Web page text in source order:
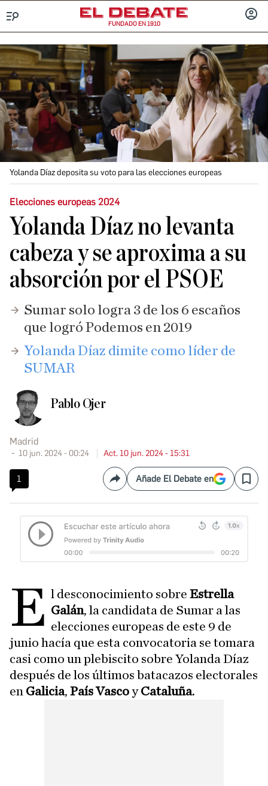
FUNDADO EN 1910
Yolanda Díaz deposita su voto para las elecciones europeas
Elecciones europeas 2024
Yolanda Díaz no levanta
cabeza y se aproxima a su
absorción por el PSOE
Sumar solo logra 3 de los 6 escaños
que logró Podemos en 2019
Yolanda Díaz dimite como líder de
SUMAR
Pablo Ojer
Madrid
10 jun. 2024 - 00:24 Act. 10 jun. 2024 - 15:31
1 CompartirAñade El Debate en Save
E l desconocimiento sobreEstrella
Galán, la candidata de Sumar a las
elecciones europeas de este 9 de
junio hacía que esta convocatoria se tomara
casi como un plebiscito sobre Yolanda Díaz
después de los últimos batacazos electorales
en Galicia, País VascoyCataluña.